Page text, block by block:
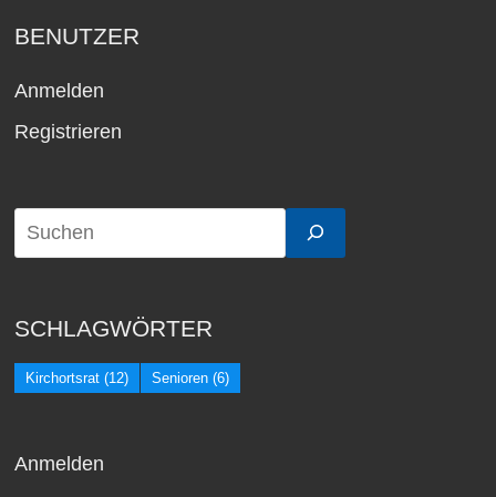
BENUTZER
Anmelden
Registrieren
SCHLAGWÖRTER
Kirchortsrat (12) Senioren (6)
Anmelden